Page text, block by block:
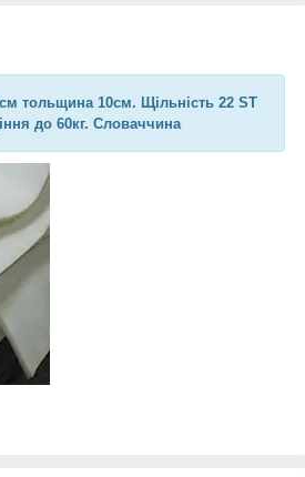
тольщина 10см. Щільність 22 ST
до 60кг. Словаччина